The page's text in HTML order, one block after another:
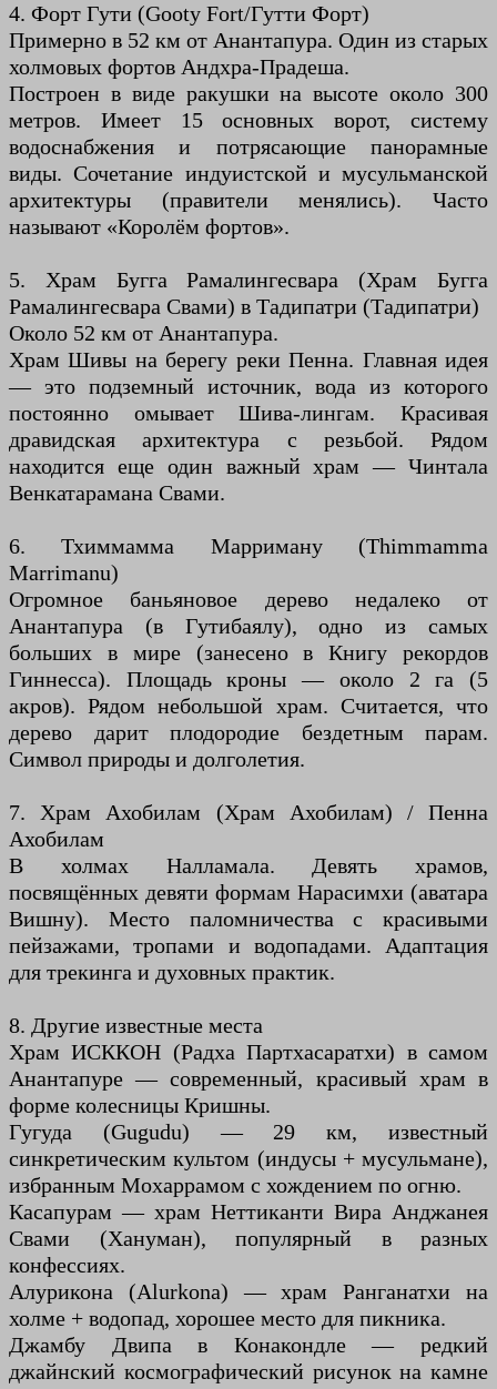
4. Форт Гути (Gooty Fort/Гутти Форт)
Примерно в 52 км от Анантапура. Один из старых
холмовых фортов Андхра-Прадеша.
Построен в виде ракушки на высоте около 300
метров. Имеет 15 основных ворот, систему
водоснабжения и потрясающие панорамные
виды. Сочетание индуистской и мусульманской
архитектуры (правители менялись). Часто
называют «Королём фортов».
5. Храм Бугга Рамалингесвара (Храм Бугга
Рамалингесвара Свами) в Тадипатри (Тадипатри)
Около 52 км от Анантапура.
Храм Шивы на берегу реки Пенна. Главная идея
— это подземный источник, вода из которого
постоянно омывает Шива-лингам. Красивая
дравидская архитектура с резьбой. Рядом
находится еще один важный храм — Чинтала
Венкатарамана Свами.
6. Тхиммамма Марриману (Thimmamma
Marrimanu)
Огромное баньяновое дерево недалеко от
Анантапура (в Гутибаялу), одно из самых
больших в мире (занесено в Книгу рекордов
Гиннесса). Площадь кроны — около 2 га (5
акров). Рядом небольшой храм. Считается, что
дерево дарит плодородие бездетным парам.
Символ природы и долголетия.
7. Храм Ахобилам (Храм Ахобилам) / Пенна
Ахобилам
В холмах Налламала. Девять храмов,
посвящённых девяти формам Нарасимхи (аватара
Вишну). Место паломничества с красивыми
пейзажами, тропами и водопадами. Адаптация
для трекинга и духовных практик.
8. Другие известные места
Храм ИСККОН (Радха Партхасаратхи) в самом
Анантапуре — современный, красивый храм в
форме колесницы Кришны.
Гугуда (Gugudu) — 29 км, известный
синкретическим культом (индусы + мусульмане),
избранным Мохаррамом с хождением по огню.
Касапурам — храм Неттиканти Вира Анджанея
Свами (Хануман), популярный в разных
конфессиях.
Алурикона (Alurkona) — храм Ранганатхи на
холме + водопад, хорошее место для пикника.
Джамбу Двипа в Конакондле — редкий
джайнский космографический рисунок на камне